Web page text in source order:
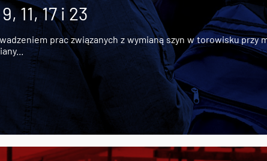
11, 17 i 23
prac związanych z wymianą szyn w torowisku